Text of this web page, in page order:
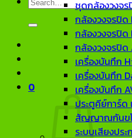
0
ชุดกล้องวงจ
กล้องวงจรปิ
กล้องวงจรปิด
กล้องวงจรปิด
เครื่องบันทึก
เครื่องบันทึก
เครื่องบันทึก
ประตูคีย์การ์ด
สัญญาณกันข
ระบบเสียงประ